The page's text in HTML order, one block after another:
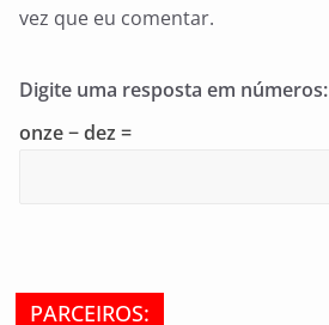
vez que eu comentar.
Digite uma resposta em números:
onze − dez =
PARCEIROS: